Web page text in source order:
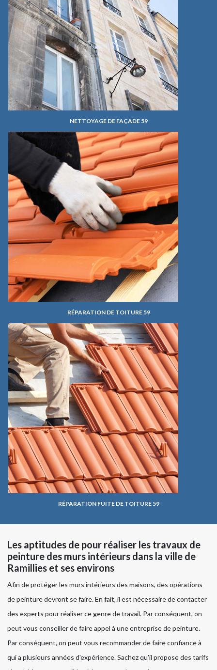
NETTOYAGE DE FAÇADE 59
RÉPARATION DE TOITURE 59
RÉPARATION FUITE DE TOITURE 59
Les aptitudes de pour réaliser les travaux de
peinture des murs intérieurs dans la ville de
Ramillies et ses environs
Afin de protéger les murs intérieurs des maisons, des opérations
de peinture devront se faire. En fait, il est nécessaire de contacter
des experts pour réaliser ce genre de travail. Par conséquent, on
peut vous conseiller de faire appel à une entreprise de peinture.
Par conséquent, on peut vous recommander de faire confiance à
qui a plusieurs années d'expérience. Sachez qu'il propose des tarifs